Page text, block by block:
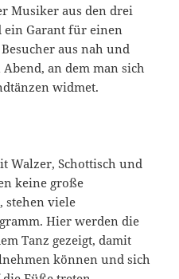
Musiker aus den drei
Garant für einen
aus nah und
an dem man sich
widmet.
Walzer, Schottisch und
keine große
stehen viele
Hier werden die
Tanz gezeigt, damit
können und sich